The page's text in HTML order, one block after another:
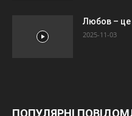
Любов – це
2025-11-03